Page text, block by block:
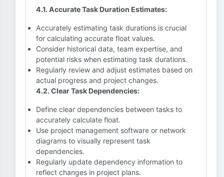
4.1. Accurate Task Duration Estimates:
Accurately estimating task durations is crucial
for calculating accurate float values.
Consider historical data, team expertise, and
potential risks when estimating task durations.
Regularly review and adjust estimates based on
actual progress and project changes.
4.2. Clear Task Dependencies:
Define clear dependencies between tasks to
accurately calculate float.
Use project management software or network
diagrams to visually represent task
dependencies.
Regularly update dependency information to
reflect changes in project plans.